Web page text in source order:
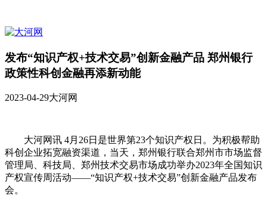
发布“知识产权+技术交易”创新金融产品 郑州银行
政策性科创金融再添新动能
2023-04-29大河网
大河网讯 4月26日是世界第23个知识产权日。为积极帮助
科创企业拓宽融资渠道，当天，郑州银行联合郑州市市场监督
管理局、科技局、郑州技术交易市场成功举办2023年全国知识
产权宣传周活动——“知识产权+技术交易”创新金融产品发布
会。